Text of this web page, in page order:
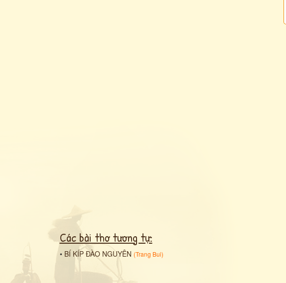
Các bài thơ tương tự:
• BÍ KÍP ĐÀO NGUYÊN (Trang Bui)